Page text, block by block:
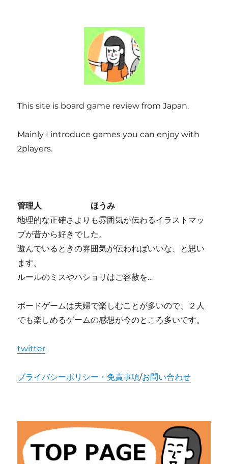
ゲ
レ
ビ
This site is board game review from Japan.
Mainly I introduce games you can enjoy with
2players.
管理人 ほうみ
地理的な正確さよりも雰囲気が伝わるイラストマッ
プが昔から好きでした。
遊んでいるときの雰囲気が伝わればいいな、と思い
ます。
ルールのミスやハショリはご容赦を…
ボードゲームは夫婦で楽しむことが多いので、２人
でも楽しめるゲームの感想が今のところ多いです。
twitter
プライバシーポリシー・免責事項/お問い合わせ